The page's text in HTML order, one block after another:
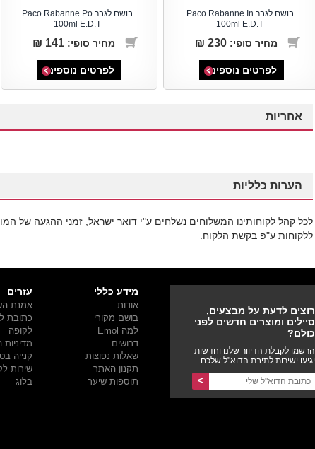
בושם לגבר Paco Rabanne Po
100ml E.D.T
מחיר סופי:
לפרטים נוספים
בושם לגבר Paco Rabanne In
100ml E.D.T
מחיר סופי:
לפרטים נוספים
אחריות
הערות כלליות
לכל קהל לקוחותינו המשלוחים נשלחים ע"י דואר ישראל, זמני ההגעה של
ללקוחות ע"פ בקשת הלקוח.
רוצים לדעת על מבצעים,
סיילים ומוצרים חדשים לפני
כולם?
הרשמו לקבלת הדיוור שלנו וחדשות
יגיעו ישירות לתיבת הדוא"ל שלכם
>
מידע כללי
אודות
בושם מקורי
למה Emol
דרושים
שאלות נפוצות
תקנון האתר
תוספות שיער
עזרים
אמנת
כתובת
לקופה
קנייה
שירות
בלוג